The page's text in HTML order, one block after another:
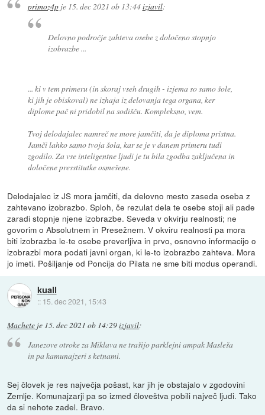
primoz4pje 15. dec 2021 ob 13:44izjavil:
Delovno področje zahteva osebe z določeno stopnjo
izobrazbe ...
... ki v tem primeru (in skoraj vseh drugih - izjema so samo šole,
ki jih je obiskoval) ne izhaja iz delovanja tega organa, ker
diplome pač ni pridobil na sodišču. Kompleksno, vem.
Tvoj delodajalec namreč ne more jamčiti, da je diploma pristna.
Jamči lahko samo tvoja šola, kar se je v danem primeru tudi
zgodilo. Za vse inteligentne ljudi je tu bila zgodba zaključena in
določene presstitutke osmešene.
Delodajalec iz JS mora jamčiti, da delovno mesto zaseda oseba z
zahtevano izobrazbo. Sploh, če rezulat dela te osebe stoji ali pade
zaradi stopnje njene izobrazbe. Seveda v okvirju realnosti; ne
govorim o Absolutnem in Presežnem. V okviru realnosti pa mora
biti izobrazba le-te osebe preverljiva in prvo, osnovno informacijo o
izobrazbi mora podati javni organ, ki le-to izobrazbo zahteva. Mora
jo imeti. Pošiljanje od Poncija do Pilata ne sme biti modus operandi.
kuall
:: 15. dec 2021, 15:43
Machete je 15. dec 2021 ob 14:29izjavil:
Janezove otroke za Miklava ne trašijo parklejni ampak Masleša
in pa kamunajzeri s ketnami.
Sej človek je res največja pošast, kar jih je obstajalo v zgodovini
Zemlje. Komunajzarji pa so izmed človeštva pobili največ ljudi. Tako
da si nehote zadel. Bravo.